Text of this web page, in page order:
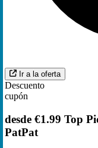
Ir a la oferta
Descuento
cupón
desde €1.99 Top
PatPat